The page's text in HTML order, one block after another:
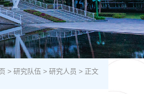
> 研究队伍 > 研究人员 > 正文